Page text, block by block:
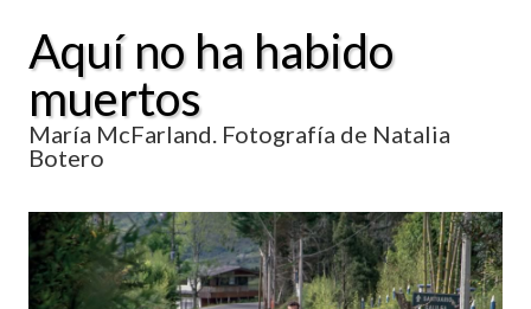
Aquí no ha habido
muertos
María McFarland. Fotografía de Natalia
Botero